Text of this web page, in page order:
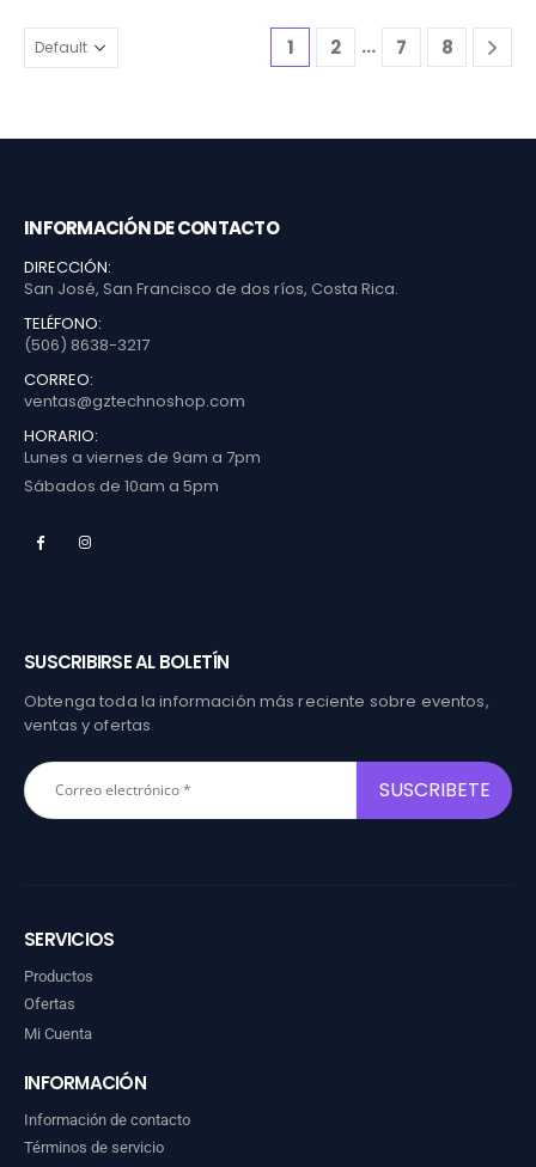
1 2 … 7 8
INFORMACIÓN DE CONTACTO
DIRECCIÓN:
San José, San Francisco de dos ríos, Costa Rica.
TELÉFONO:
(506) 8638-3217
CORREO:
ventas@gztechnoshop.com
HORARIO:
Lunes a viernes de 9am a 7pm
Sábados de 10am a 5pm
SUSCRIBIRSE AL BOLETÍN
Obtenga toda la información más reciente sobre eventos,
ventas y ofertas
SERVICIOS
Productos
Ofertas
Mi Cuenta
INFORMACIÓN
Información de contacto
Términos de servicio